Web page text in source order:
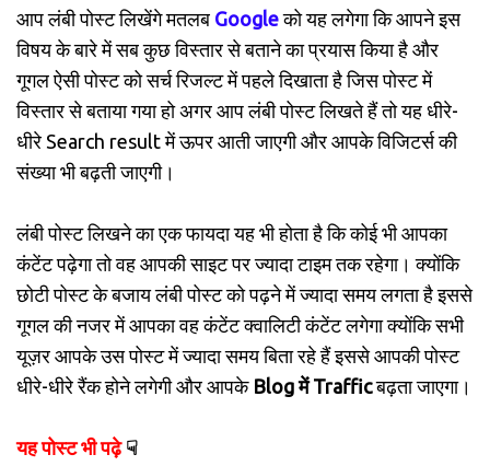
आप लंबी पोस्ट लिखेंगे मतलब Googleको यह लगेगा कि आपने इस
विषय के बारे में सब कुछ विस्तार से बताने का प्रयास किया है और
गूगल ऐसी पोस्ट को सर्च रिजल्ट में पहले दिखाता है जिस पोस्ट में
विस्तार से बताया गया हो अगर आप लंबी पोस्ट लिखते हैं तो यह धीरे-
धीरे Search result में ऊपर आती जाएगी और आपके विजिटर्स की
संख्या भी बढ़ती जाएगी।
लंबी पोस्ट लिखने का एक फायदा यह भी होता है कि कोई भी आपका
कंटेंट पढ़ेगा तो वह आपकी साइट पर ज्यादा टाइम तक रहेगा। क्योंकि
छोटी पोस्ट के बजाय लंबी पोस्ट को पढ़ने में ज्यादा समय लगता है इससे
गूगल की नजर में आपका वह कंटेंट क्वालिटी कंटेंट लगेगा क्योंकि सभी
यूज़र आपके उस पोस्ट में ज्यादा समय बिता रहे हैं इससे आपकी पोस्ट
धीरे-धीरे रैंक होने लगेगी और आपके Blog में Trafficबढ़ता जाएगा।
यह पोस्ट भी पढ़े☟